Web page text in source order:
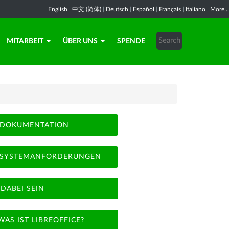
English 中文 (简体) Deutsch Español Français Italiano More...
MITARBEIT ÜBER UNS SPENDE
DOKUMENTATION
SYSTEMANFORDERUNGEN
DABEI SEIN
IST LIBREOFFICE?